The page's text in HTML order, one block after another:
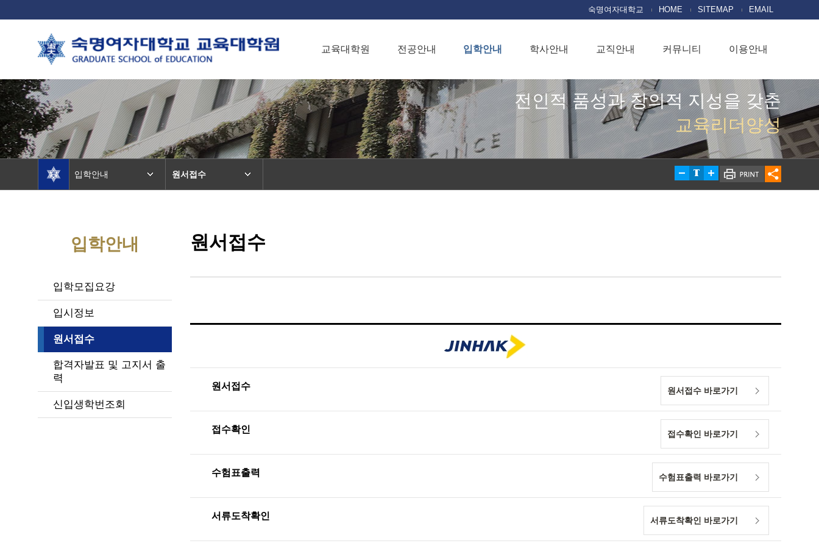
숙명여자대학교 HOME SITEMAP EMAIL
교육대학원 전공안내 입학안내 학사안내 교직안내 커뮤니티 이용안내
전인적 품성과 창의적 지성을 갖춘
교육리더양성
입학안내 원서접수
입학안내
입학모집요강
입시정보
원서접수
합격자발표 및 고지서 출
력
신입생학번조회
원서접수
원서접수 원서접수 바로가기
접수확인 접수확인 바로가기
수험표출력 수험표출력 바로가기
서류도착확인 서류도착확인 바로가기